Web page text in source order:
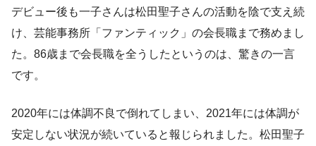
デビュー後も一子さんは松田聖子さんの活動を陰で支え続
け、芸能事務所「ファンティック」の会長職まで務めまし
た。86歳まで会長職を全うしたというのは、驚きの一言
です。
2020年には体調不良で倒れてしまい、2021年には体調が
安定しない状況が続いていると報じられました。松田聖子